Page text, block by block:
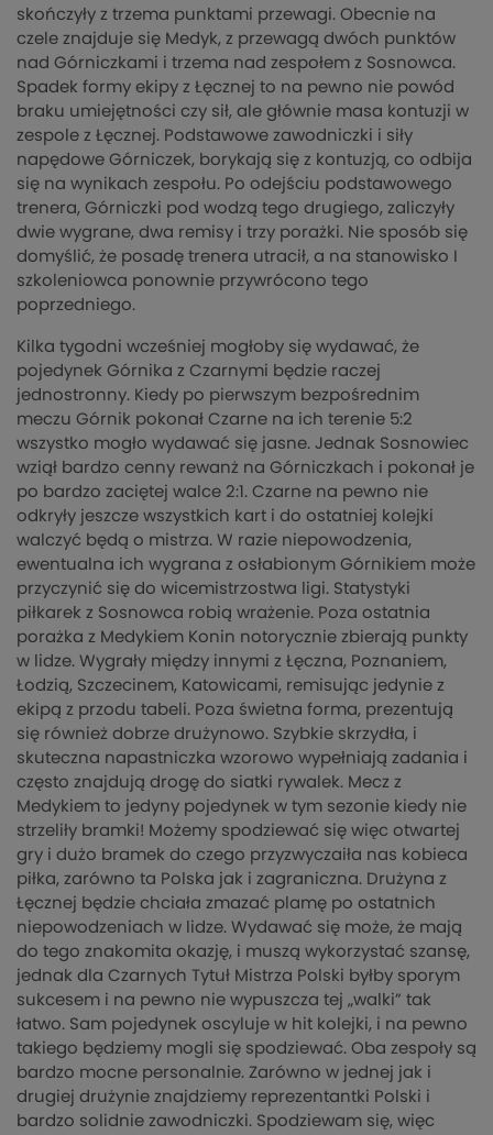
skończyły z trzema punktami przewagi. Obecnie na
czele znajduje się Medyk, z przewagą dwóch punktów
nad Górniczkami i trzema nad zespołem z Sosnowca.
Spadek formy ekipy z Łęcznej to na pewno nie powód
braku umiejętności czy sił, ale głównie masa kontuzji w
zespole z Łęcznej. Podstawowe zawodniczki i siły
napędowe Górniczek, borykają się z kontuzją, co odbija
się na wynikach zespołu. Po odejściu podstawowego
trenera, Górniczki pod wodzą tego drugiego, zaliczyły
dwie wygrane, dwa remisy i trzy porażki. Nie sposób się
domyślić, że posadę trenera utracił, a na stanowisko I
szkoleniowca ponownie przywrócono tego
poprzedniego.
Kilka tygodni wcześniej mogłoby się wydawać, że
pojedynek Górnika z Czarnymi będzie raczej
jednostronny. Kiedy po pierwszym bezpośrednim
meczu Górnik pokonał Czarne na ich terenie 5:2
wszystko mogło wydawać się jasne. Jednak Sosnowiec
wziął bardzo cenny rewanż na Górniczkach i pokonał je
po bardzo zaciętej walce 2:1. Czarne na pewno nie
odkryły jeszcze wszystkich kart i do ostatniej kolejki
walczyć będą o mistrza. W razie niepowodzenia,
ewentualna ich wygrana z osłabionym Górnikiem może
przyczynić się do wicemistrzostwa ligi. Statystyki
piłkarek z Sosnowca robią wrażenie. Poza ostatnia
porażka z Medykiem Konin notorycznie zbierają punkty
w lidze. Wygrały między innymi z Łęczna, Poznaniem,
Łodzią, Szczecinem, Katowicami, remisując jedynie z
ekipą z przodu tabeli. Poza świetna forma, prezentują
się również dobrze drużynowo. Szybkie skrzydła, i
skuteczna napastniczka wzorowo wypełniają zadania i
często znajdują drogę do siatki rywalek. Mecz z
Medykiem to jedyny pojedynek w tym sezonie kiedy nie
strzeliły bramki! Możemy spodziewać się więc otwartej
gry i dużo bramek do czego przyzwyczaiła nas kobieca
piłka, zarówno ta Polska jak i zagraniczna. Drużyna z
Łęcznej będzie chciała zmazać plamę po ostatnich
niepowodzeniach w lidze. Wydawać się może, że mają
do tego znakomita okazję, i muszą wykorzystać szansę,
jednak dla Czarnych Tytuł Mistrza Polski byłby sporym
sukcesem i na pewno nie wypuszcza tej „walki” tak
łatwo. Sam pojedynek oscyluje w hit kolejki, i na pewno
takiego będziemy mogli się spodziewać. Oba zespoły są
bardzo mocne personalnie. Zarówno w jednej jak i
drugiej drużynie znajdziemy reprezentantki Polski i
bardzo solidnie zawodniczki. Spodziewam się, więc